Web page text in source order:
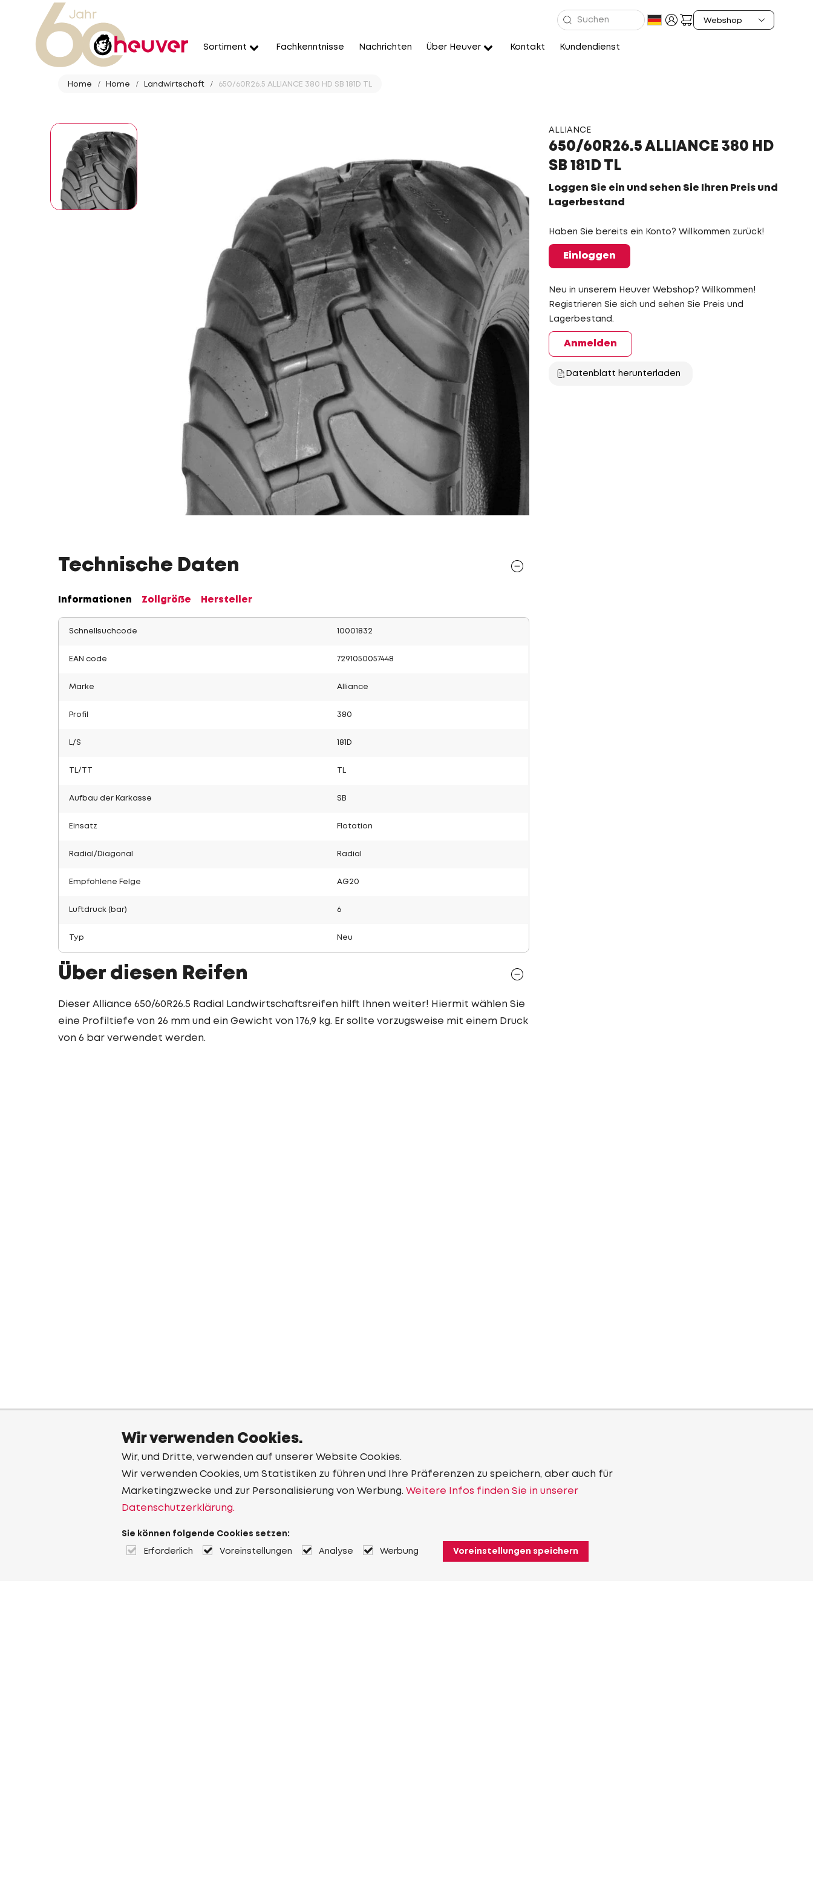
Sortiment Fachkenntnisse Nachrichten Über Heuver Kontakt Kundendienst
Home Home Landwirtschaft 650/60R26.5 ALLIANCE 380 HD SB 181D TL
ALLIANCE
650/60R26.5 ALLIANCE 380 HD
SB 181D TL
Loggen Sie ein und sehen Sie Ihren Preis und
Lagerbestand
Haben Sie bereits ein Konto? Willkommen zurück!
Einloggen
Neu in unserem Heuver Webshop? Willkommen!
Registrieren Sie sich und sehen Sie Preis und
Lagerbestand.
Anmelden
Datenblatt herunterladen
Technische Daten
Informationen Zollgröße Hersteller
Schnellsuchcode 10001832
EAN code 7291050057448
Marke Alliance
Profil 380
L/S 181D
TL/TT
Aufbau der Karkasse SB
Einsatz Flotation
Radial/Diagonal Radial
Empfohlene Felge AG20
Luftdruck (bar) 6
Typ Neu
Über diesen Reifen
Dieser Alliance 650/60R26.5 Radial Landwirtschaftsreifen hilft Ihnen weiter! Hiermit wählen Sie
eine Profiltiefe von 26 mm und ein Gewicht von 176,9 kg. Er sollte vorzugsweise mit einem Druck
von 6 bar verwendet werden.
Wir verwenden Cookies.
Wir, und Dritte, verwenden auf unserer Website Cookies.
Wir verwenden Cookies, um Statistiken zu führen und Ihre Präferenzen zu speichern, aber auch für
Marketingzwecke und zur Personalisierung von Werbung. Weitere Infos finden Sie in unserer
Datenschutzerklärung.
Sie können folgende Cookies setzen:
Erforderlich Voreinstellungen Analyse Werbung Voreinstellungen speichern